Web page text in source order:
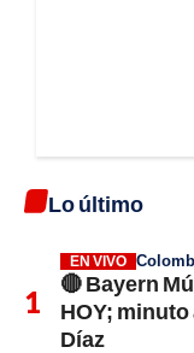
Lo último
EN VIVO
🔴 Bayern
HOY;
Díaz